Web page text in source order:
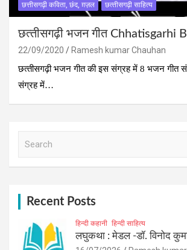
छत्तीसगढ़ी कविता, छंद, ग़ज़ल छत्‍तीसगढ़ी साहित्‍य
छत्‍तीसगढ़ी भजन गीत Chhatisgarhi
22/09/2020
Ramesh kumar Chauhan
छत्‍तीसगढ़ी भजन गीत की इस संग्रह में 8 भजन गीत
संग्रह में…
Recent Posts
हिन्दी कहानी हिन्दी साहित्य
लघुकथा : मेडल -डॉ. विनोद